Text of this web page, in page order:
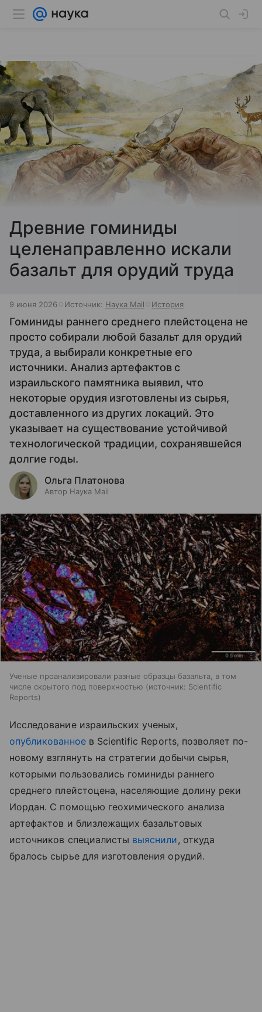
Древние гоминиды
целенаправленно искали
базальт для орудий труда
9 июня 2026 Источник: Наука Mail История
Гоминиды раннего среднего плейстоцена не
просто собирали любой базальт для орудий
труда, а выбирали конкретные его
источники. Анализ артефактов с
израильского памятника выявил, что
некоторые орудия изготовлены из сырья,
доставленного из других локаций. Это
указывает на существование устойчивой
технологической традиции, сохранявшейся
долгие годы.
Ольга Платонова
Автор Наука Mail
Ученые проанализировали разные образцы базальта, в том
числе скрытого под поверхностью
источник: Scientific
Reports
Исследование израильских ученых,
опубликованноев Scientific Reports, позволяет по-
новому взглянуть на стратегии добычи сырья,
которыми пользовались гоминиды раннего
среднего плейстоцена, населяющие долину реки
Иордан. С помощью геохимического анализа
артефактов и близлежащих базальтовых
источников специалисты выяснили, откуда
бралось сырье для изготовления орудий.